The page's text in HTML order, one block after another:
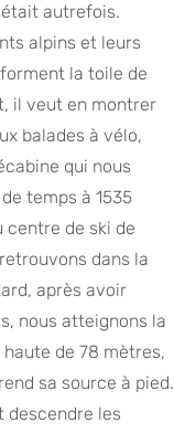
était autrefois.
alpins et leurs
la toile de
il veut en montrer
balades à vélo,
qui nous
temps à 1535
centre de ski de
dans la
après avoir
nous atteignons la
de 78 mètres,
sa source à pied.
descendre les